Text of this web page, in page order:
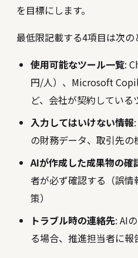
を目標にします。
最低限記載する4項目は次の
使用可能なツール一覧:
円/人）、Microsoft
ど、会社が契約している
入力してはいけない情報
の財務データ、取引先の
AIが作成した成果物の確
者が必ず確認する（誤
策）
トラブル時の連絡先: AI
る場合、推進担当者に報